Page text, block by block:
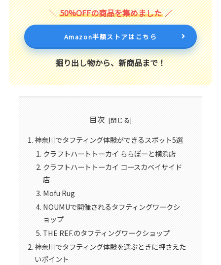
50%OFFの商品を集めました
Amazon半額ストアはこちら
掘り出し物から、新商品まで！
目次
神奈川でタフティング体験ができるスポット5選
クラフトハートトーカイ ららぽーと横浜店
クラフトハートトーカイ コースカベイサイド
店
Mofu Rug
NOUMUで開催されるタフティングワークシ
ョップ
THE REF.のタフティングワークショップ
神奈川でタフティング体験を選ぶときに押さえた
いポイント